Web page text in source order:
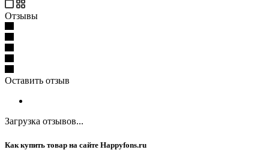
Отзывы
Оставить отзыв
Загрузка отзывов...
Как купить товар на сайте Happyfons.ru